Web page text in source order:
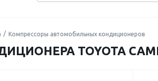
Компрессоры автомобильных кондиционеров
TOYOTA